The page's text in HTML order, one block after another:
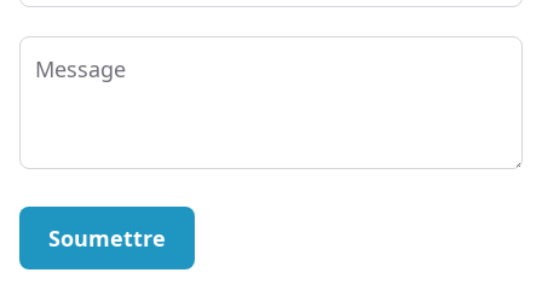
Soumettre